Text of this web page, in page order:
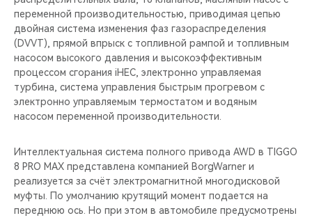
переменной производительностью, приводимая цепью
двойная система изменения фаз газораспределения
(DVVT), прямой впрыск с топливной рампой и топливным
насосом высокого давления и высокоэффективным
процессом сгорания iHEC, электронно управляемая
турбина, система управления быстрым прогревом с
электронно управляемым термостатом и водяным
насосом переменной производительности.
Интеллектуальная система полного привода AWD в TIGGO
8 PRO MAX представлена компанией BorgWarner и
реализуется за счёт электромагнитной многодисковой
муфты. По умолчанию крутящий момент подается на
переднюю ось. Но при этом в автомобиле предусмотрены